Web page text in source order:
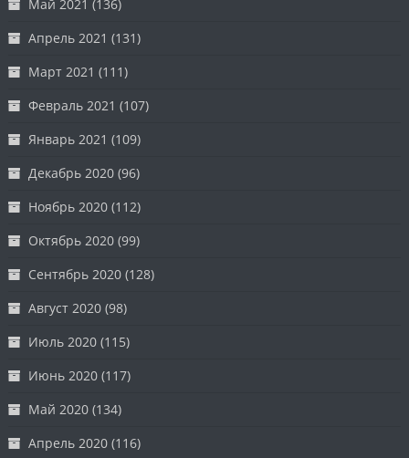
Май 2021 (136)
Апрель 2021 (131)
Март 2021 (111)
Февраль 2021 (107)
Январь 2021 (109)
Декабрь 2020 (96)
Ноябрь 2020 (112)
Октябрь 2020 (99)
Сентябрь 2020 (128)
Август 2020 (98)
Июль 2020 (115)
Июнь 2020 (117)
Май 2020 (134)
Апрель 2020 (116)